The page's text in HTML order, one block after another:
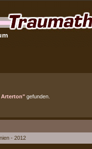
Arterton" gefunden.
- 2012